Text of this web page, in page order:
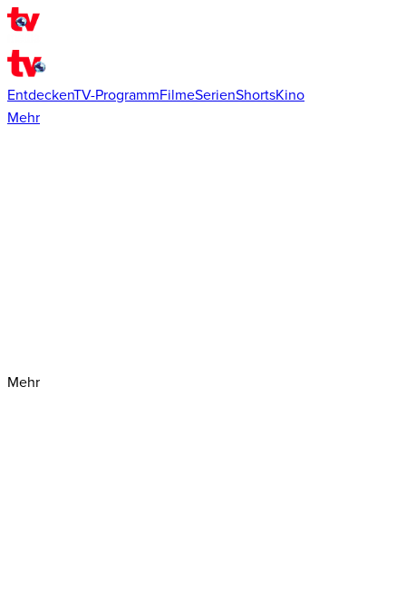
EntdeckenTV-ProgrammFilmeSerienShortsKino
Mehr
Mehr